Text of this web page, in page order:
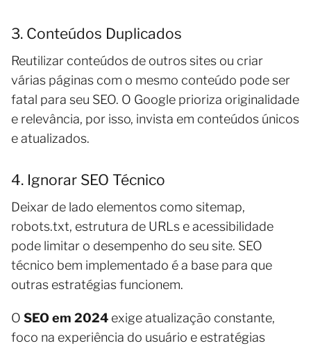
3. Conteúdos Duplicados
Reutilizar conteúdos de outros sites ou criar
várias páginas com o mesmo conteúdo pode ser
fatal para seu SEO. O Google prioriza originalidade
e relevância, por isso, invista em conteúdos únicos
e atualizados.
4. Ignorar SEO Técnico
Deixar de lado elementos como sitemap,
robots.txt, estrutura de URLs e acessibilidade
pode limitar o desempenho do seu site. SEO
técnico bem implementado é a base para que
outras estratégias funcionem.
O SEO em 2024 exige atualização constante,
foco na experiência do usuário e estratégias